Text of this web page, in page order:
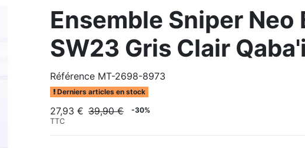
Ensemble Sniper Neo
SW23 Gris Clair
Référence MT-2698-8973
Derniers articles en stock
27,93 € 39,90 €
-30%
TTC